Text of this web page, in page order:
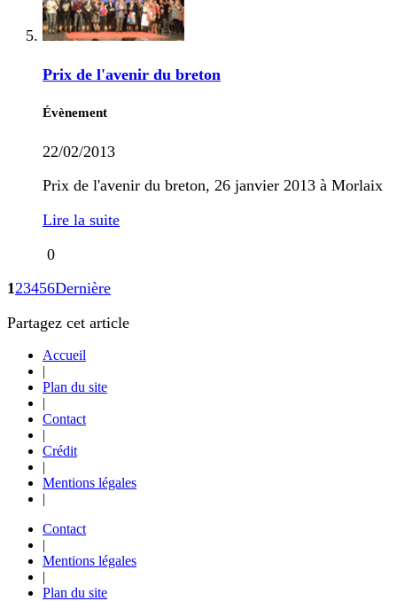
Prix de l'avenir du breton
Évènement
22/02/2013
Prix de l'avenir du breton, 26 janvier 2013 à Morlaix
Lire la suite
0
123456Dernière
Partagez cet article
Accueil
|
Plan du site
|
Contact
|
Crédit
|
Mentions légales
|
Contact
|
Mentions légales
|
Plan du site